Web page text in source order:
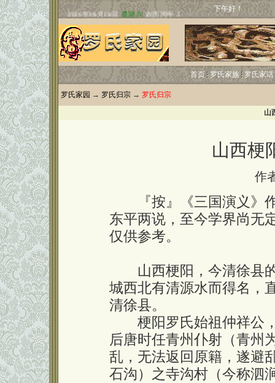
下午好！
首页 罗氏家族 罗氏家话
罗氏家园 → 罗氏归宗 → 罗氏归宗
山
山西梗
作
『按』《三国演义》作
东平两说，至今学界尚无
仅供参考。
山西梗阳，今清徐县的
城西北有清源水而得名，
清徐县。
梗阳罗氏始祖仲祥公，
后唐时任青州仆射（青州
乱，无法返回原籍，遂避
石沟）之寺沟村（今称泗